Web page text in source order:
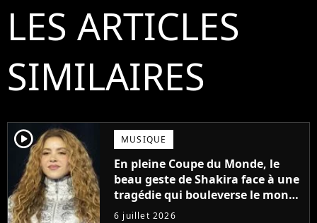
LES ARTICLES
SIMILAIRES
player2 MUSIQUE
En pleine Coupe du Monde, le
beau geste de Shakira face à une
tragédie qui bouleverse le monde
entier
6 juillet 2026